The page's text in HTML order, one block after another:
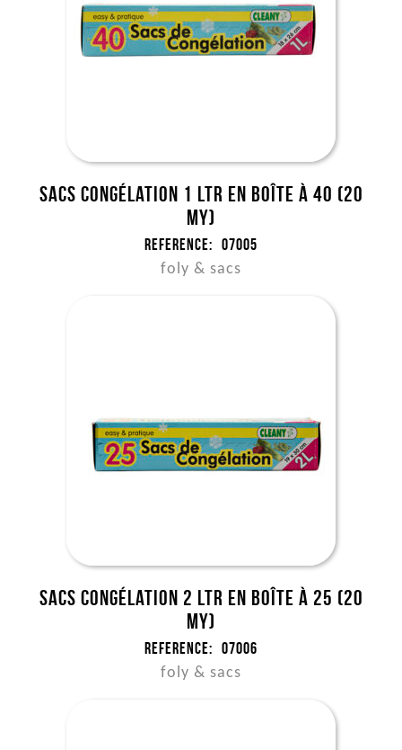
Sacs congélation 1 ltr en boîte à 40 (20
my)
Reference: 07005
foly & sacs
Sacs congélation 2 ltr en boîte à 25 (20
my)
Reference: 07006
foly & sacs